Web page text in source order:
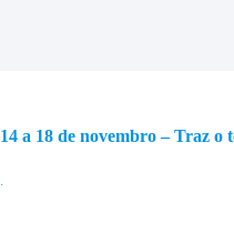
14 a 18 de novembro – Traz o
.